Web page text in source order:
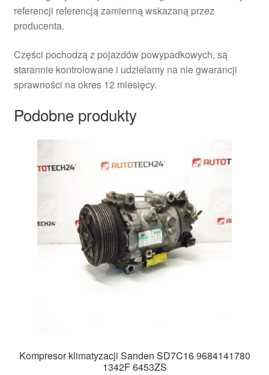
referencji referencją zamienną wskazaną przez
producenta.
Części pochodzą z pojazdów powypadkowych, są
starannie kontrolowane i udzielamy na nie gwarancji
sprawności na okres 12 miesięcy.
Podobne produkty
Kompresor klimatyzacji Sanden SD7C16 9684141780
1342F 6453ZS